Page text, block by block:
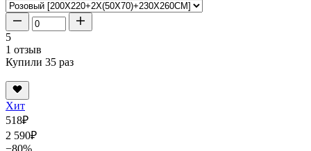
5
1 отзыв
Купили 35 раз
Хит
518₽
2 590₽